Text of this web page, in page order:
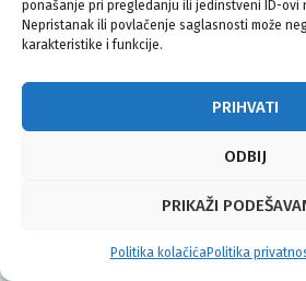
ponašanje pri pregledanju ili jedinstveni ID-ovi
Nepristanak ili povlačenje saglasnosti može
karakteristike i funkcije.
PRIHVATI
ODBIJ
PRIKAŽI
Politika kolačićaPolitika
© Vijeće bošnjačke nacionalne manjine